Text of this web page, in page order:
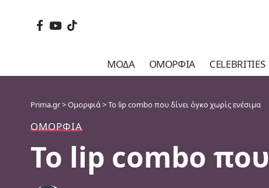
ΜΌΔΑ ΟΜΟΡΦΙΆ CELEBRITIES
Prima.gr>Ομορφιά>Το lip combo που δίνει όγκο χωρίς ενέσιμα
ΟΜΟΡΦΙΆ
Το lip combo